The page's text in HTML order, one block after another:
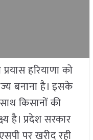
हरियाणा को
बनाना है। इसके
किसानों की
है। प्रदेश सरकार
पर खरीद रही